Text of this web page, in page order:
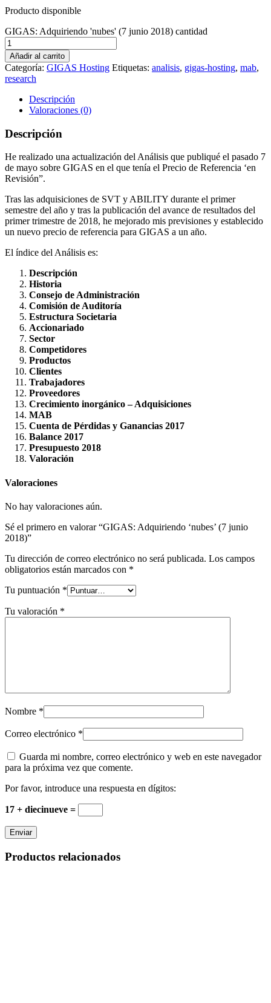
Producto disponible
GIGAS: Adquiriendo 'nubes' (7 junio 2018) cantidad
Añadir al carrito
Categoría: GIGAS Hosting Etiquetas: analisis, gigas-hosting, mab,
research
Descripción
Valoraciones (0)
Descripción
He realizado una actualización del Análisis que publiqué el pasado 7
de mayo sobre GIGAS en el que tenía el Precio de Referencia ‘en
Revisión”.
Tras las adquisiciones de SVT y ABILITY durante el primer
semestre del año y tras la publicación del avance de resultados del
primer trimestre de 2018, he mejorado mis previsiones y establecido
un nuevo precio de referencia para GIGAS a un año.
El índice del Análisis es:
Descripción
Historia
Consejo de Administración
Comisión de Auditoría
Estructura Societaria
Accionariado
Sector
Competidores
Productos
Clientes
Trabajadores
Proveedores
Crecimiento inorgánico – Adquisiciones
MAB
Cuenta de Pérdidas y Ganancias 2017
Balance 2017
Presupuesto 2018
Valoración
Valoraciones
No hay valoraciones aún.
Sé el primero en valorar “GIGAS: Adquiriendo ‘nubes’ (7 junio
2018)”
Tu dirección de correo electrónico no será publicada. Los campos
obligatorios están marcados con *
Tu puntuación *
Tu valoración *
Nombre *
Correo electrónico *
Guarda mi nombre, correo electrónico y web en este navegador
para la próxima vez que comente.
Por favor, introduce una respuesta en dígitos:
17 + diecinueve =
Productos relacionados